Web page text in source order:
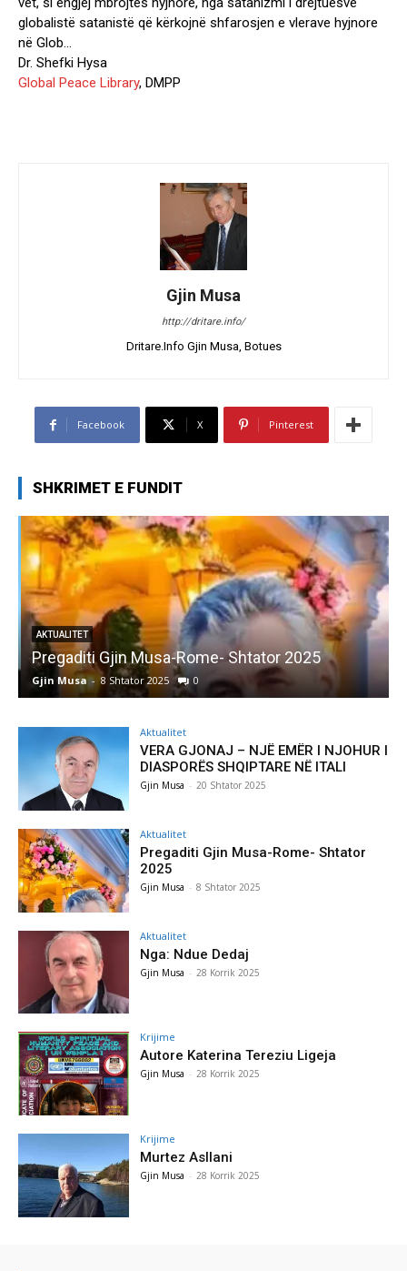
globalistë satanistë që kërkojnë shfarosjen e vlerave hyjnore
në Glob…
Dr. Shefki Hysa
Global Peace Library, DMPP
Gjin Musa
http://dritare.info/
Dritare.Info Gjin Musa, Botues
Facebook X Pinterest
SHKRIMET E FUNDIT
AKTUALITET
Pregaditi Gjin Musa-Rome- Shtator 2025
Gjin Musa - 8 Shtator 2025 0
Aktualitet
VERA GJONAJ – NJË EMËR I NJOHUR I
DIASPORËS SHQIPTARE NË ITALI
Gjin Musa - 20 Shtator 2025
Aktualitet
Pregaditi Gjin Musa-Rome- Shtator
2025
Gjin Musa - 8 Shtator 2025
Aktualitet
Nga: Ndue Dedaj
Gjin Musa - 28 Korrik 2025
Krijime
Autore Katerina Tereziu Ligeja
Gjin Musa - 28 Korrik 2025
Krijime
Murtez Asllani
Gjin Musa - 28 Korrik 2025